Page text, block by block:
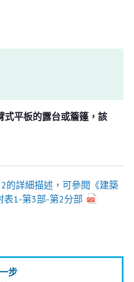
式平板的露台或簷篷，該
的詳細描述，可參閱《建築
表1-第3部-第2分部
步